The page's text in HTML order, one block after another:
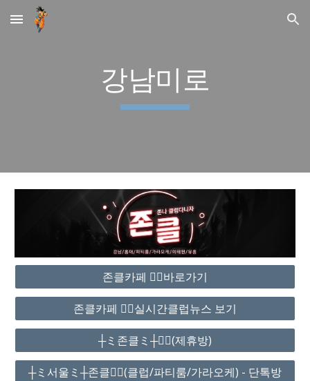
Skip to main content Skip to navigation
강남미로
존클카페 ❤️‍🔥바로가기
존클카페 ❤️‍🔥실시간클럽뉴스 보기
┼ミ존클ミ┼❤️‍🔥(제휴방)
┼ミ서울ミ┼존클❤️‍🔥(클럽/파티룸/가라오케) - 단톡방